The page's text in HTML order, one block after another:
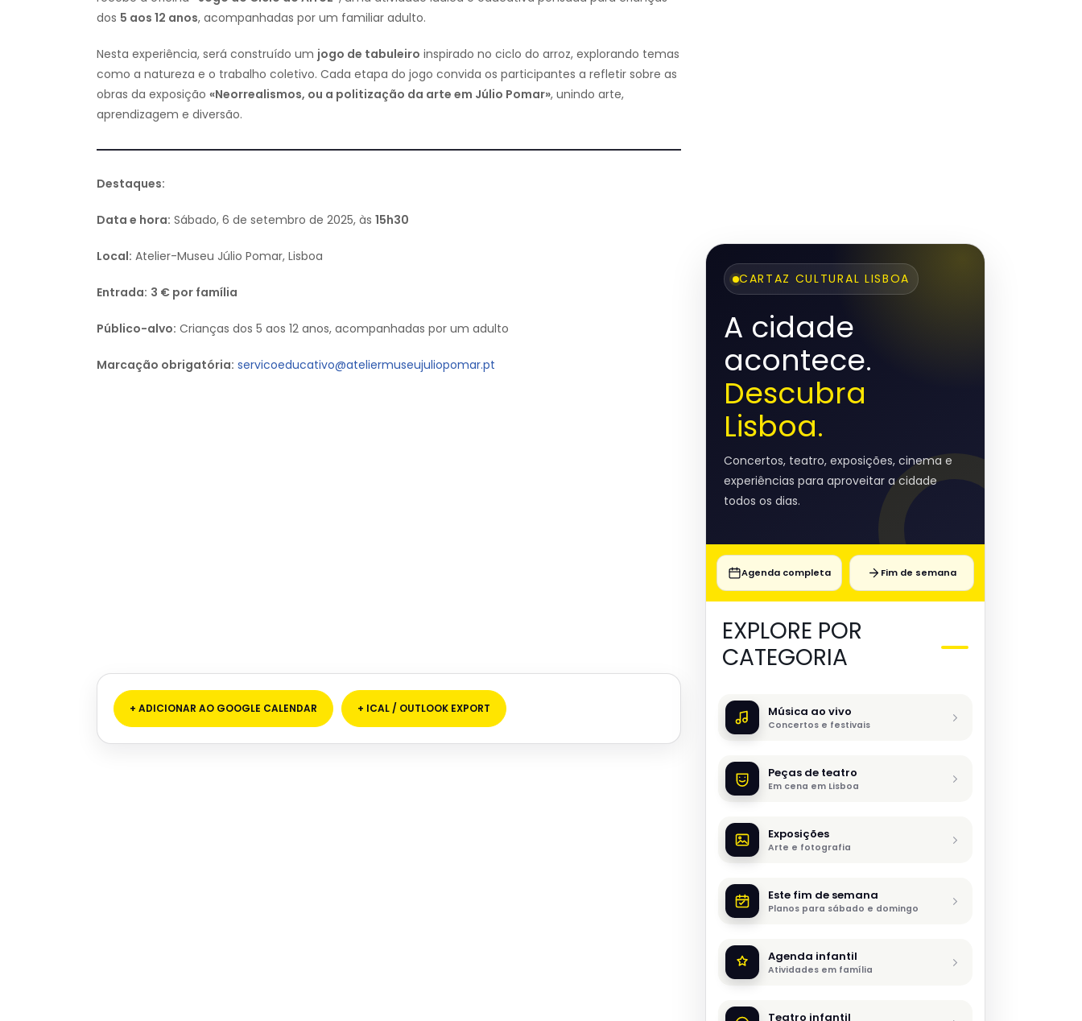
dos 5 aos 12 anos, acompanhadas por um familiar adulto.
Nesta experiência, será construído um jogo de tabuleiro inspirado no ciclo do arroz, explorando temas
como a natureza e o trabalho coletivo. Cada etapa do jogo convida os participantes a refletir sobre as
obras da exposição «Neorrealismos, ou a politização da arte em Júlio Pomar», unindo arte,
aprendizagem e diversão.
Destaques:
Data e hora: Sábado, 6 de setembro de 2025, às 15h30
Local: Atelier-Museu Júlio Pomar, Lisboa
Entrada: 3 € por família
Público-alvo: Crianças dos 5 aos 12 anos, acompanhadas por um adulto
Marcação obrigatória: servicoeducativo@ateliermuseujuliopomar.pt
+ ADICIONAR AO GOOGLE CALENDAR + ICAL / OUTLOOK EXPORT
CARTAZ CULTURAL LISBOA
A cidade
acontece.
Descubra
Lisboa.
Concertos, teatro, exposições, cinema e
experiências para aproveitar a cidade
todos os dias.
Agenda completa Fim de semana
EXPLORE POR
CATEGORIA
Música ao vivo
Concertos e festivais
Peças de teatro
Em cena em Lisboa
Exposições
Arte e fotografia
Este fim de semana
Planos para sábado e domingo
Agenda infantil
Atividades em família
Teatro infantil